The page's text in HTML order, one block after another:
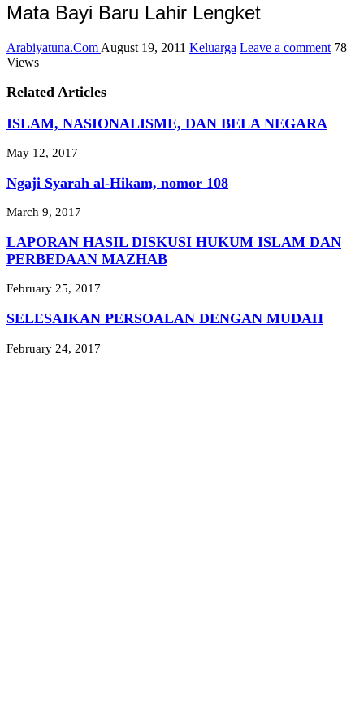
Mata Bayi Baru Lahir Lengket
Arabiyatuna.Com August 19, 2011 Keluarga Leave a comment 78
Views
Related Articles
ISLAM, NASIONALISME, DAN BELA NEGARA
May 12, 2017
Ngaji Syarah al-Hikam, nomor 108
March 9, 2017
LAPORAN HASIL DISKUSI HUKUM ISLAM DAN
PERBEDAAN MAZHAB
February 25, 2017
SELESAIKAN PERSOALAN DENGAN MUDAH
February 24, 2017